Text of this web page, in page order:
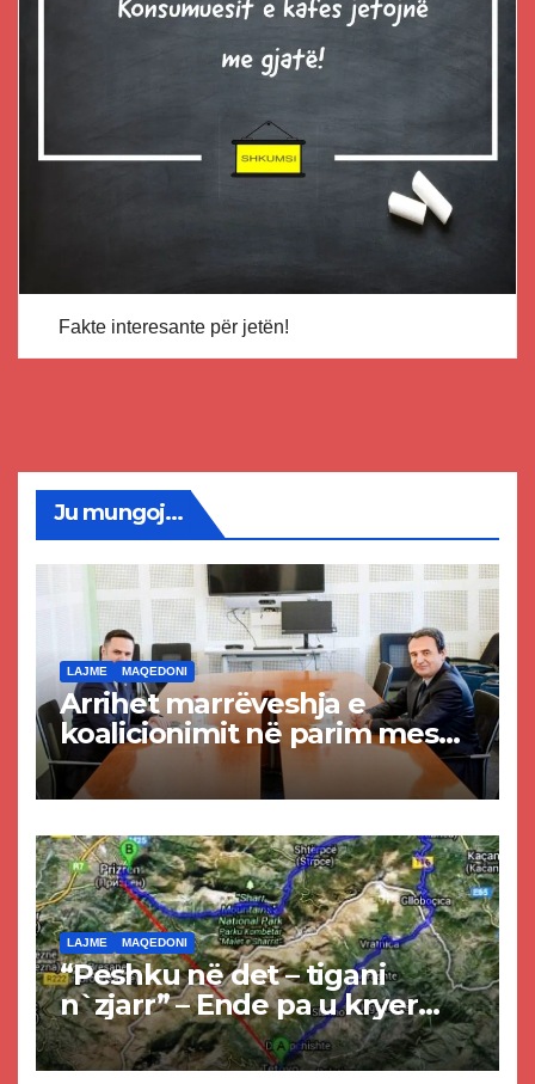
Fakte interesante për jetën!
Ju mungoj...
LAJME MAQEDONI
Arrihet marrëveshja e
koalicionimit në parim mes
Kurtit dhe Abdixhikut
LAJME MAQEDONI
“Peshku në det – tigani
n`zjarr” – Ende pa u kryer
projekti i tunelit, komuna e
Tetovës nis punimet për